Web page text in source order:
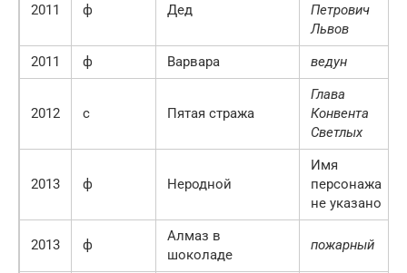
2011 ф Дед
Петрович
Львов
2011
ф Варвара ведун
2012 с Пятая стража
Глава
Конвента
Светлых
2013 ф Неродной
Имя
персонажа
не указано
2013 ф
Алмаз в
шоколаде
пожарный